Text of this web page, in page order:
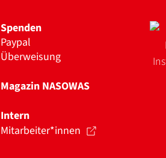
Spenden
Paypal
Überweisung
Magazin NASOWAS
Intern
Mitarbeiter*innen